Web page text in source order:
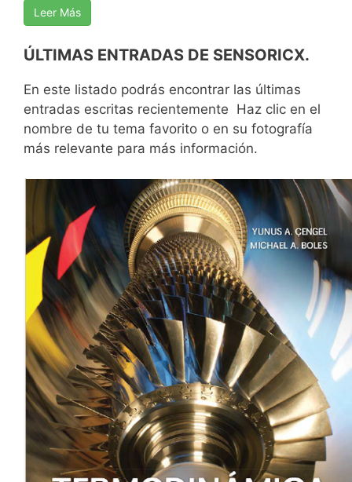
Leer Más
ÚLTIMAS ENTRADAS DE SENSORICX.
En este listado podrás encontrar las últimas
entradas escritas recientemente Haz clic en el
nombre de tu tema favorito o en su fotografía
más relevante para más información.